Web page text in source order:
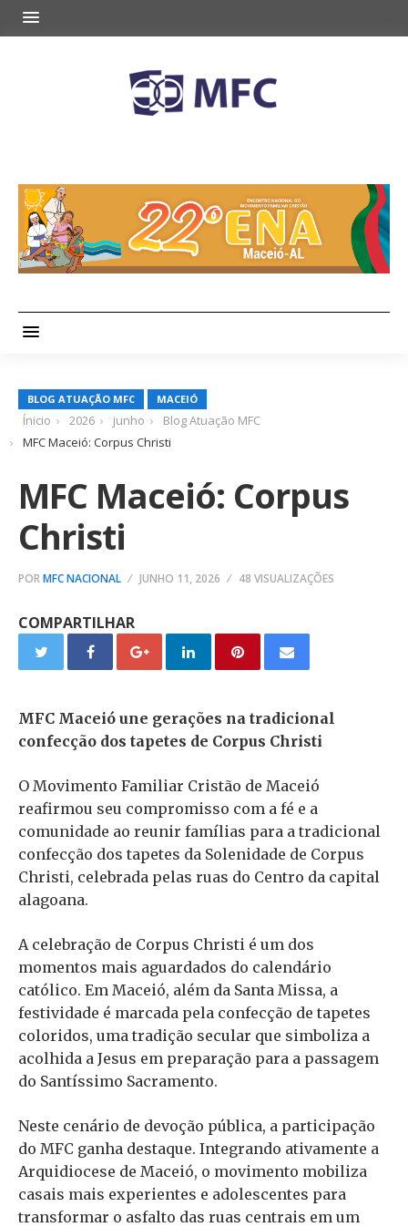
BLOG ATUAÇÃO MFC MACEIÓ
Ínicio 2026 junho
Blog Atuação MFC
MFC Maceió: Corpus Christi
MFC Maceió: Corpus
Christi
PORMFC NACIONAL JUNHO 11, 2026 48 VISUALIZAÇÕES
COMPARTILHAR
MFC Maceió une gerações na tradicional
confecção dos tapetes de Corpus Christi
O Movimento Familiar Cristão de Maceió
reafirmou seu compromisso com a fé e a
comunidade ao reunir famílias para a tradicional
confecção dos tapetes da Solenidade de Corpus
Christi, celebrada pelas ruas do Centro da capital
alagoana.
A celebração de Corpus Christi é um dos
momentos mais aguardados do calendário
católico. Em Maceió, além da Santa Missa, a
festividade é marcada pela confecção de tapetes
coloridos, uma tradição secular que simboliza a
acolhida a Jesus em preparação para a passagem
do Santíssimo Sacramento.
Neste cenário de devoção pública, a participação
do MFC ganha destaque. Integrando ativamente a
Arquidiocese de Maceió, o movimento mobiliza
casais mais experientes e adolescentes para
transformar o asfalto das ruas centrais em um